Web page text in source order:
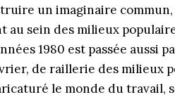
un imaginaire
au sein des milieux
1980 est passée aussi
de raillerie des milieux
le monde du travail,